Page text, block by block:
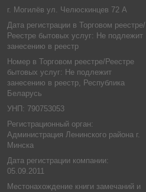
г. Могилёв ул. Челюскинцев 72 А
Дата регистрации в Торговом реестре/
Реестре бытовых услуг: Не подлежит
занесению в реестр
Номер в Торговом реестре/Реестре
бытовых услуг: Не подлежит
занесению в реестр, Республика
Беларусь
УНП: 790753053
Регистрационный орган:
Администрация Ленинского района г.
Минска
Дата регистрации компании:
05.09.2011
Местонахождение книги замечаний и